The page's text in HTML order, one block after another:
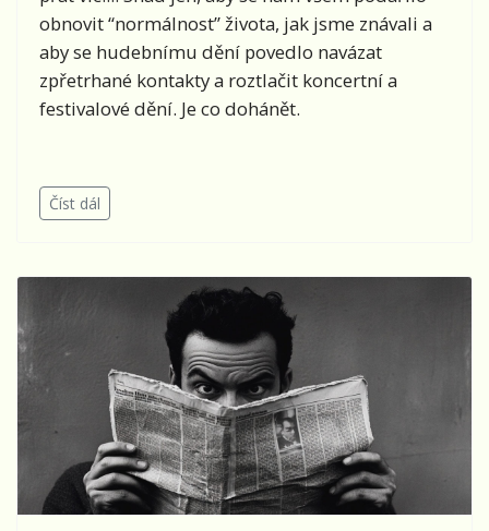
obnovit “normálnost” života, jak jsme znávali a
aby se hudebnímu dění povedlo navázat
zpřetrhané kontakty a roztlačit koncertní a
festivalové dění. Je co dohánět.
Číst dál